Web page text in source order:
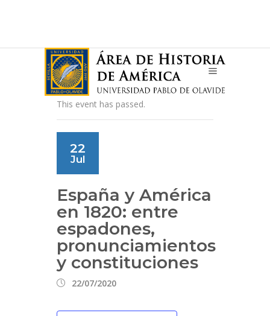
This event has passed.
22
Jul
España y América
en 1820: entre
espadones,
pronunciamientos
y constituciones
22/07/2020